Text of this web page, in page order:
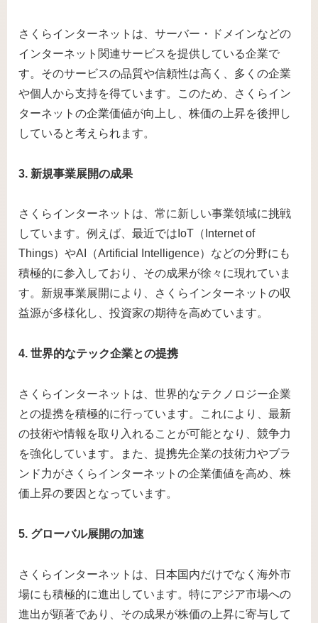
さくらインターネットは、サーバー・ドメインなどの
インターネット関連サービスを提供している企業で
す。そのサービスの品質や信頼性は高く、多くの企業
や個人から支持を得ています。このため、さくらイン
ターネットの企業価値が向上し、株価の上昇を後押し
していると考えられます。
3. 新規事業展開の成果
さくらインターネットは、常に新しい事業領域に挑戦
しています。例えば、最近ではIoT（Internet of
Things）やAI（Artificial Intelligence）などの分野にも
積極的に参入しており、その成果が徐々に現れていま
す。新規事業展開により、さくらインターネットの収
益源が多様化し、投資家の期待を高めています。
4. 世界的なテック企業との提携
さくらインターネットは、世界的なテクノロジー企業
との提携を積極的に行っています。これにより、最新
の技術や情報を取り入れることが可能となり、競争力
を強化しています。また、提携先企業の技術力やブラ
ンド力がさくらインターネットの企業価値を高め、株
価上昇の要因となっています。
5. グローバル展開の加速
さくらインターネットは、日本国内だけでなく海外市
場にも積極的に進出しています。特にアジア市場への
進出が顕著であり、その成果が株価の上昇に寄与して